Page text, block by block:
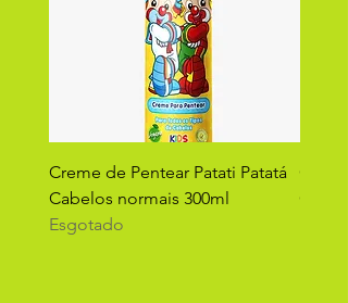
Creme de Pentear Patati Patatá
Cabelos normais 300ml
Esgotado